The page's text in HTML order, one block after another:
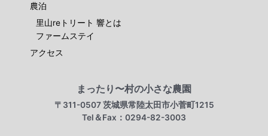
農泊
里山reトリート 響とは
ファームステイ
アクセス
まったり〜村の小さな農園
〒311-0507 茨城県常陸太田市小菅町1215
Tel＆Fax：0294-82-3003